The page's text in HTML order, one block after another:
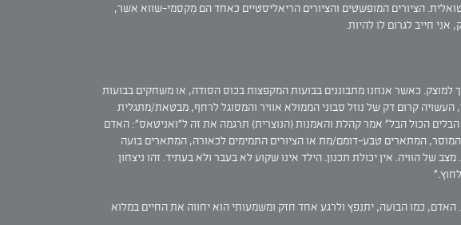
הציורים המופשטים והציורים הריאליסטיים כאחד הם מִקסמי-שווא אשר,
חייב לגרום לו להיות.
למוצק. כאשר אנחנו מתבוננים בבועות המקפצות בכוס הסודה, או משחקים בבועות
קרום דק של נוזל סבוני הממולא אוויר והמסוגל לרחף, מבטאת/מתגלית
הבלים הכול הבל" אמר קהלת והאמנות (הנוצרית) תרגמה את זה ל"ואניטאס": האדם
המוסר, המתארים טבע-דומם/מת או הציורים התמימים לכאורה, המתארים בועה
הוויה. אין יכולת תכנון. הילד אינו שקוע לא בעבר ולא בעתיד. זהו ניצחון
כמו הבועה, יתנפץ ולרגע אחד חזק ומשמעותי הוא יחווה את החיים במלוא